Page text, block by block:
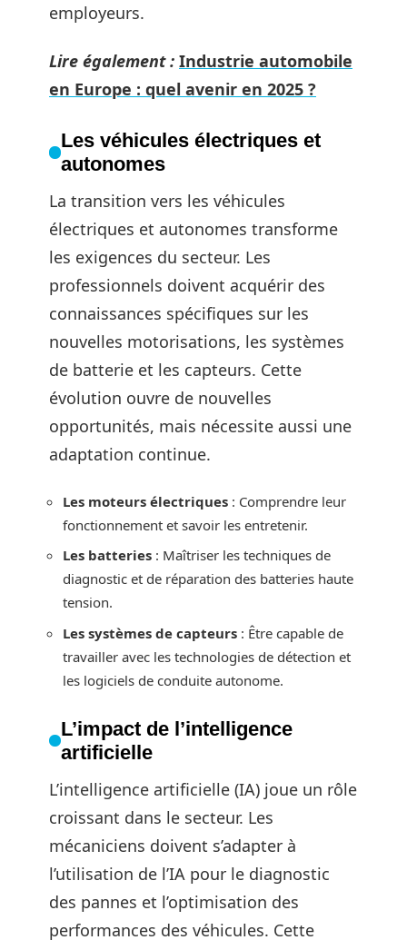
employeurs.
Lire également : Industrie automobile
en Europe : quel avenir en 2025 ?
Les véhicules électriques et
autonomes
La transition vers les véhicules
électriques et autonomes transforme
les exigences du secteur. Les
professionnels doivent acquérir des
connaissances spécifiques sur les
nouvelles motorisations, les systèmes
de batterie et les capteurs. Cette
évolution ouvre de nouvelles
opportunités, mais nécessite aussi une
adaptation continue.
Les moteurs électriques : Comprendre leur
fonctionnement et savoir les entretenir.
Les batteries : Maîtriser les techniques de
diagnostic et de réparation des batteries haute
tension.
Les systèmes de capteurs : Être capable de
travailler avec les technologies de détection et
les logiciels de conduite autonome.
L’impact de l’intelligence
artificielle
L’intelligence artificielle (IA) joue un rôle
croissant dans le secteur. Les
mécaniciens doivent s’adapter à
l’utilisation de l’IA pour le diagnostic
des pannes et l’optimisation des
performances des véhicules. Cette